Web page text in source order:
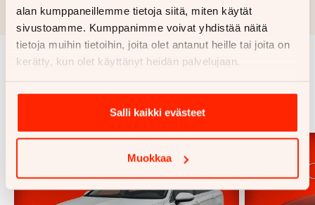
alan kumppaneillemme tietoja siitä, miten käytät
sivustoamme. Kumppanimme voivat yhdistää näitä
tietoja muihin tietoihin, joita olet antanut heille tai joita on
kerätty, kun olet käyttänyt heidän palvelujaan.
Salli kaikki evästeet
Muokkaa
luottopäätöksen ja kaskovakuutuksen.